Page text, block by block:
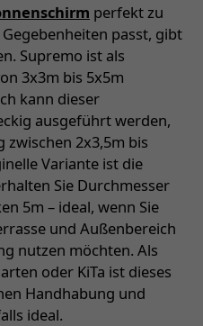
perfekt zu
passt, gibt
Supremo ist als
3x3m bis 5x5m
kann dieser
ausgeführt werden,
2x3,5m bis
Variante ist die
Sie Durchmesser
5m – ideal, wenn Sie
und Außenbereich
nutzen möchten. Als
oder KiTa ist dieses
Handhabung und
ideal.